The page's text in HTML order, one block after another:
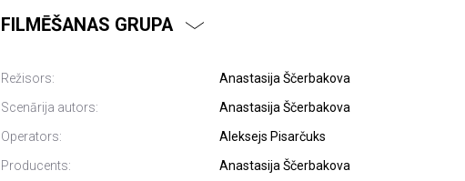
FILMĒŠANAS GRUPA
Režisors:
Anastasija Ščerbakova
Scenārija autors:
Anastasija Ščerbakova
Operators:
Aleksejs Pisarčuks
Producents:
Anastasija Ščerbakova